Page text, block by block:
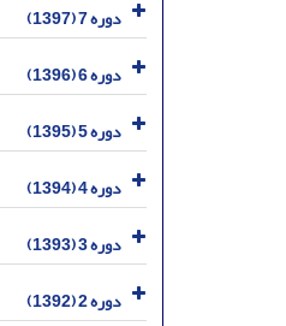
دوره 7 (1397)
دوره 6 (1396)
دوره 5 (1395)
دوره 4 (1394)
دوره 3 (1393)
دوره 2 (1392)